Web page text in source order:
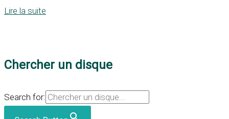
Lire la suite
Chercher un disque
Search for: